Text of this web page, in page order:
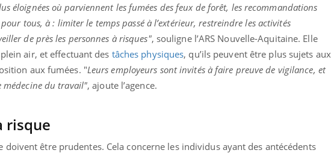
éloignées où parviennent les fumées des feux de forêt, les recommandations
tous, à : limiter le temps passé à l’extérieur, restreindre les activités
de près les personnes à risques", souligne l’ARS Nouvelle-Aquitaine. Elle
air, et effectuant des tâches physiques, qu’ils peuvent être plus sujets aux
aux fumées. "Leurs employeurs sont invités à faire preuve de vigilance, et
médecine du travail", ajoute l’agence.
risque
doivent être prudentes. Cela concerne les individus ayant des antécédents